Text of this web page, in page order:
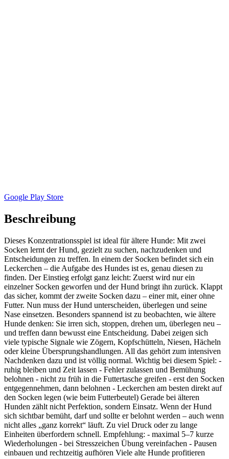
Google Play Store
Beschreibung
Dieses Konzentrationsspiel ist ideal für ältere Hunde: Mit zwei
Socken lernt der Hund, gezielt zu suchen, nachzudenken und
Entscheidungen zu treffen. In einem der Socken befindet sich ein
Leckerchen – die Aufgabe des Hundes ist es, genau diesen zu
finden. Der Einstieg erfolgt ganz leicht: Zuerst wird nur ein
einzelner Socken geworfen und der Hund bringt ihn zurück. Klappt
das sicher, kommt der zweite Socken dazu – einer mit, einer ohne
Futter. Nun muss der Hund unterscheiden, überlegen und seine
Nase einsetzen. Besonders spannend ist zu beobachten, wie ältere
Hunde denken: Sie irren sich, stoppen, drehen um, überlegen neu –
und treffen dann bewusst eine Entscheidung. Dabei zeigen sich
viele typische Signale wie Zögern, Kopfschütteln, Niesen, Hächeln
oder kleine Übersprungshandlungen. All das gehört zum intensiven
Nachdenken dazu und ist völlig normal. Wichtig bei diesem Spiel: -
ruhig bleiben und Zeit lassen - Fehler zulassen und Bemühung
belohnen - nicht zu früh in die Futtertasche greifen - erst den Socken
entgegennehmen, dann belohnen - Leckerchen am besten direkt auf
den Socken legen (wie beim Futterbeutel) Gerade bei älteren
Hunden zählt nicht Perfektion, sondern Einsatz. Wenn der Hund
sich sichtbar bemüht, darf und sollte er belohnt werden – auch wenn
nicht alles „ganz korrekt“ läuft. Zu viel Druck oder zu lange
Einheiten überfordern schnell. Empfehlung: - maximal 5–7 kurze
Wiederholungen - bei Stresszeichen Übung vereinfachen - Pausen
einbauen und rechtzeitig aufhören Viele alte Hunde profitieren